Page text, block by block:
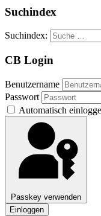
Suchindex
Suchindex:
CB Login
Benutzername
Passwort
Automatisch
Passkey verwenden
Einloggen